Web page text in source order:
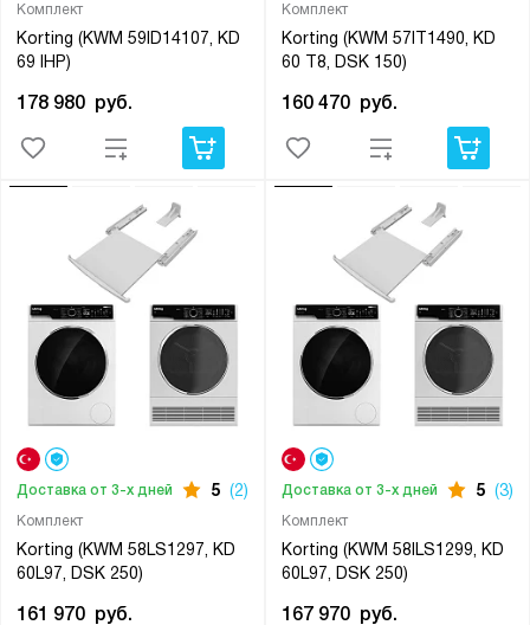
Комплект
Korting (KWM 59ID14107, KD
69 IHP)
178 980 руб.
Комплект
Korting (KWM 57IT1490, KD
60 T8, DSK 150)
160 470 руб.
Комплект
Korting (KWM 58LS1297, KD
60L97, DSK 250)
Доставка от 3-х дней 5 (2)
161 970 руб.
Комплект
Korting (KWM 58ILS1299, KD
60L97, DSK 250)
Доставка от 3-х дней 5 (3)
167 970 руб.